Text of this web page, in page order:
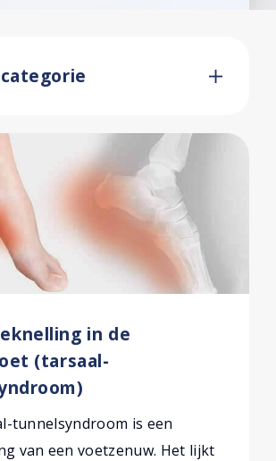
in de
(tarsaal-
tunnelsyndroom is een
van een voetzenuw. Het lijkt